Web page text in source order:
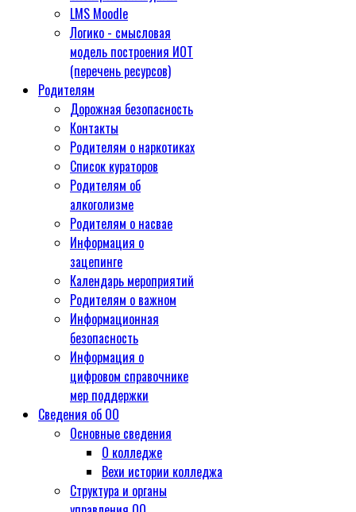
LMS Moodle
Логико - смысловая
модель построения ИОТ
(перечень ресурсов)
Родителям
Дорожная безопасность
Контакты
Родителям о наркотиках
Список кураторов
Родителям об
алкоголизме
Родителям о насвае
Информация о
зацепинге
Календарь мероприятий
Родителям о важном
Информационная
безопасность
Информация о
цифровом справочнике
мер поддержки
Сведения об ОО
Основные сведения
О колледже
Вехи истории колледжа
Структура и органы